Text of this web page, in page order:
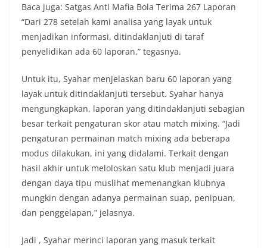
Baca juga: Satgas Anti Mafia Bola Terima 267 Laporan
“Dari 278 setelah kami analisa yang layak untuk
menjadikan informasi, ditindaklanjuti di taraf
penyelidikan ada 60 laporan,” tegasnya.
Untuk itu, Syahar menjelaskan baru 60 laporan yang
layak untuk ditindaklanjuti tersebut. Syahar hanya
mengungkapkan, laporan yang ditindaklanjuti sebagian
besar terkait pengaturan skor atau match mixing. “Jadi
pengaturan permainan match mixing ada beberapa
modus dilakukan, ini yang didalami. Terkait dengan
hasil akhir untuk meloloskan satu klub menjadi juara
dengan daya tipu muslihat memenangkan klubnya
mungkin dengan adanya permainan suap, penipuan,
dan penggelapan,” jelasnya.
Jadi , Syahar merinci laporan yang masuk terkait